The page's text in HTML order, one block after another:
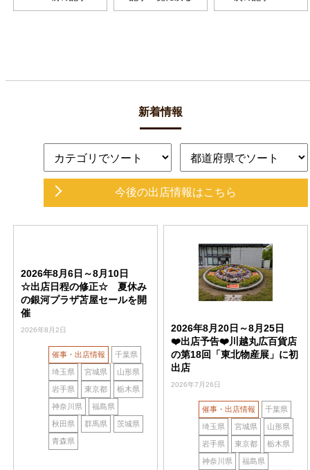
新着情報
今後の出店情報はこちら
2026年8月6日～8月10日
☆出店日程の修正☆ 夏休み
の銀河プラザ苫屋セールを開
催
2026年8月2日
催事・出店情報 千葉県
埼玉県 宮城県 山形県
岩手県 東京都 栃木県
神奈川県 福島県
秋田県 群馬県 茨城県
青森県
2026年8月20日～8月25日
❤️出店予告❤️川越丸広百貨店
の第18回「東北物産展」に初
出店
2026年7月26日
催事・出店情報 千葉県
埼玉県 宮城県 山形県
岩手県 東京都 栃木県
神奈川県 福島県